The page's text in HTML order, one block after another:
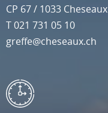
CP 67/ 1033 Cheseaux
T021 731 05 10
greffe@cheseaux.ch